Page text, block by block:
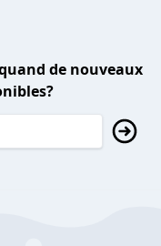
de nouveaux